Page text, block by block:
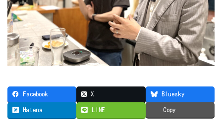
Facebook X Bluesky
Hatena LINE Copy